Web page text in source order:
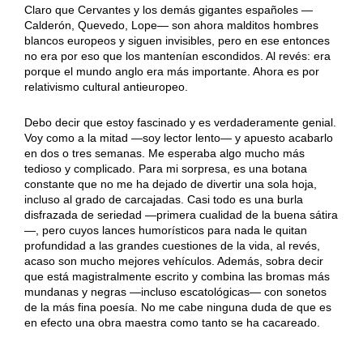
Claro que Cervantes y los demás gigantes españoles —
Calderón, Quevedo, Lope— son ahora malditos hombres
blancos europeos y siguen invisibles, pero en ese entonces
no era por eso que los mantenían escondidos. Al revés: era
porque el mundo anglo era más importante. Ahora es por
relativismo cultural antieuropeo.
Debo decir que estoy fascinado y es verdaderamente genial.
Voy como a la mitad —soy lector lento— y apuesto acabarlo
en dos o tres semanas. Me esperaba algo mucho más
tedioso y complicado. Para mi sorpresa, es una botana
constante que no me ha dejado de divertir una sola hoja,
incluso al grado de carcajadas. Casi todo es una burla
disfrazada de seriedad —primera cualidad de la buena sátira
—, pero cuyos lances humorísticos para nada le quitan
profundidad a las grandes cuestiones de la vida, al revés,
acaso son mucho mejores vehículos. Además, sobra decir
que está magistralmente escrito y combina las bromas más
mundanas y negras —incluso escatológicas— con sonetos
de la más fina poesía. No me cabe ninguna duda de que es
en efecto una obra maestra como tanto se ha cacareado.